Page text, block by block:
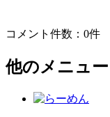
コメント件数：0件
他のメニュー